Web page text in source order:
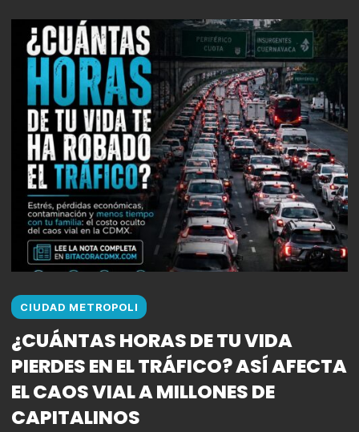
CIUDAD METROPOLI
¿CUÁNTAS HORAS DE TU VIDA
PIERDES EN EL TRÁFICO? ASÍ AFECTA
EL CAOS VIAL A MILLONES DE
CAPITALINOS